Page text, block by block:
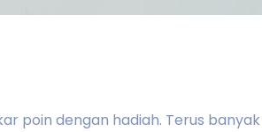
poin dengan hadiah. Terus